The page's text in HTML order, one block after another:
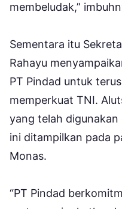
membeludak,”
Sementara itu
Rahayu
PT Pindad untuk
memperkuat TNI.
yang telah
ini ditampilkan pada
Monas.
“PT Pindad